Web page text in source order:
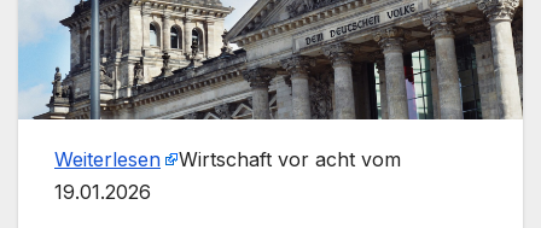
Weiterlesen
​Wirtschaft vor acht vom
19.01.2026